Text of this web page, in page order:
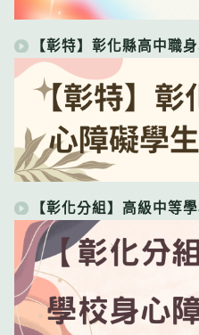
【彰特】彰化縣高中職
【彰化分組】高級中等